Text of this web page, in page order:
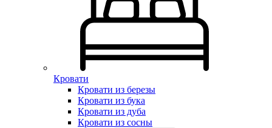
Кровати
Кровати из березы
Кровати из бука
Кровати из дуба
Кровати из сосны